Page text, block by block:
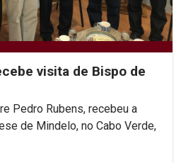
visita de Bispo de
Pedro Rubens, recebeu a
de Mindelo, no Cabo Verde,